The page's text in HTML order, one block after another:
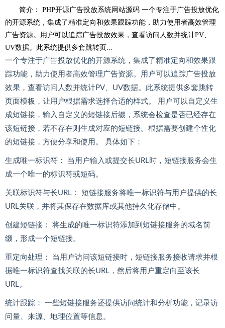
简介： PHP开源广告投放系统网站源码 一个专注于广告投放优化
的开源系统，集成了精准定向和效果跟踪功能，助力使用者高效管理
广告资源。用户可以追踪广告投放效果，查看访问人数并统计PV、
UV数据。此系统提供多套跳转页...
一个专注于广告投放优化的开源系统，集成了精准定向和效果跟
踪功能，助力使用者高效管理广告资源。用户可以追踪广告投放
效果，查看访问人数并统计PV、UV数据。此系统提供多套跳转
页面模板，让用户根据需求选择合适的样式。 用户可以自定义生
成短链接，输入自定义的短链接后缀，系统会检查是否已经存在
该短链接，若不存在则生成对应的短链接。根据需要创建个性化
的短链接，方便分享和使用。 具体如下：
生成唯一标识符： 当用户输入或提交长URL时，短链接服务会生
成一个唯一的标识符或短码。
关联标识符与长URL： 短链接服务将唯一标识符与用户提供的长
URL关联，并将其保存在数据库或其他持久化存储中。
创建短链接： 将生成的唯一标识符添加到短链接服务的域名前
缀，形成一个短链接。
重定向处理： 当用户访问该短链接时，短链接服务接收请求并根
据唯一标识符查找关联的长URL，然后将用户重定向至该长
URL。
统计跟踪： 一些短链接服务还提供访问统计和分析功能，记录访
问量、来源、地理位置等信息。